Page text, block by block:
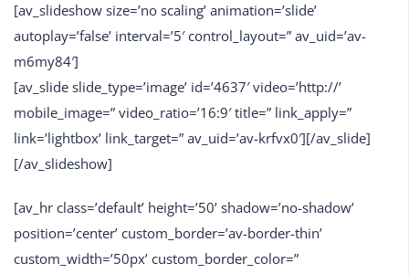
[av_slideshow size=’no scaling’ animation=’slide’
autoplay=’false’ interval=’5′ control_layout=” av_uid=’av-
m6my84′]
[av_slide slide_type=’image’ id=’4637′ video=’http://’
mobile_image=” video_ratio=’16:9′ title=” link_apply=”
link=’lightbox’ link_target=” av_uid=’av-krfvx0′][/av_slide]
[/av_slideshow]
[av_hr class=’default’ height=’50’ shadow=’no-shadow’
position=’center’ custom_border=’av-border-thin’
custom_width=’50px’ custom_border_color=”